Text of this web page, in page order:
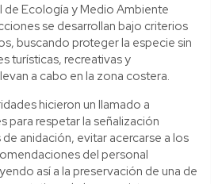
de Ecología y Medio Ambiente
se desarrollan bajo criterios
buscando proteger la especie sin
turísticas, recreativas y
a cabo en la zona costera.
hicieron un llamado a
para respetar la señalización
de anidación, evitar acercarse a los
del personal
así a la preservación de una de